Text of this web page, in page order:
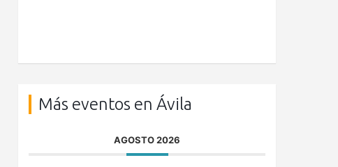
Más eventos en Ávila
AGOSTO 2026